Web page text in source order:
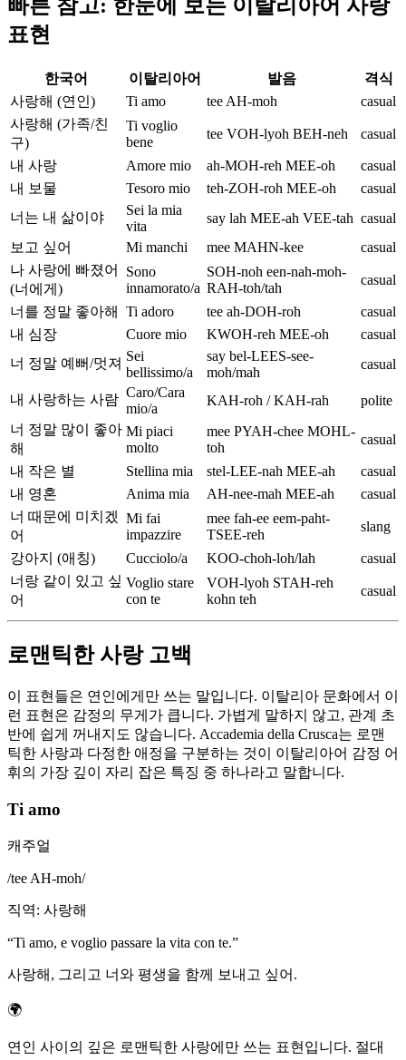
빠른 참고: 한눈에 보는 이탈리아어 사랑
표현
한국어 이탈리아어 발음
격식
사랑해 (연인)
Ti amo tee AH-moh
casual
사랑해 (가족/친
구)
Ti voglio
bene
tee VOH-lyoh BEH-neh casual
내 사랑 Amore mio ah-MOH-reh MEE-oh
casual
내 보물
Tesoro mio teh-ZOH-roh MEE-oh
casual
너는 내 삶이야
Sei la mia
vita
say lah MEE-ah VEE-tah casual
보고 싶어
Mi manchi mee MAHN-kee
casual
나 사랑에 빠졌어
(너에게)
Sono
innamorato/a
SOH-noh een-nah-moh-
RAH-toh/tah
casual
너를 정말 좋아해 Ti adoro tee ah-DOH-roh
casual
내 심장
Cuore mio KWOH-reh MEE-oh
casual
너 정말 예뻐/멋져 Sei
bellissimo/a
say bel-LEES-see-
moh/mah
casual
내 사랑하는 사람 Caro/Cara
mio/a
KAH-roh / KAH-rah
polite
너 정말 많이 좋아
해
Mi piaci
molto
mee PYAH-chee MOHL-
toh
casual
내 작은 별 Stellina mia stel-LEE-nah MEE-ah
casual
내 영혼
Anima mia AH-nee-mah MEE-ah
casual
너 때문에 미치겠
어
Mi fai
impazzire
mee fah-ee eem-paht-
TSEE-reh
slang
강아지 (애칭) Cucciolo/a KOO-choh-loh/lah
casual
너랑 같이 있고 싶
어
Voglio stare
con te
VOH-lyoh STAH-reh
kohn teh
casual
로맨틱한 사랑 고백
이 표현들은 연인에게만 쓰는 말입니다. 이탈리아 문화에서 이
런 표현은 감정의 무게가 큽니다. 가볍게 말하지 않고, 관계 초
반에 쉽게 꺼내지도 않습니다. Accademia della Crusca는 로맨
틱한 사랑과 다정한 애정을 구분하는 것이 이탈리아어 감정 어
휘의 가장 깊이 자리 잡은 특징 중 하나라고 말합니다.
Ti amo
캐주얼
/tee AH-moh/
직역: 사랑해
“Ti amo, e voglio passare la vita con te.”
사랑해, 그리고 너와 평생을 함께 보내고 싶어.
🌍
연인 사이의 깊은 로맨틱한 사랑에만 쓰는 표현입니다. 절대